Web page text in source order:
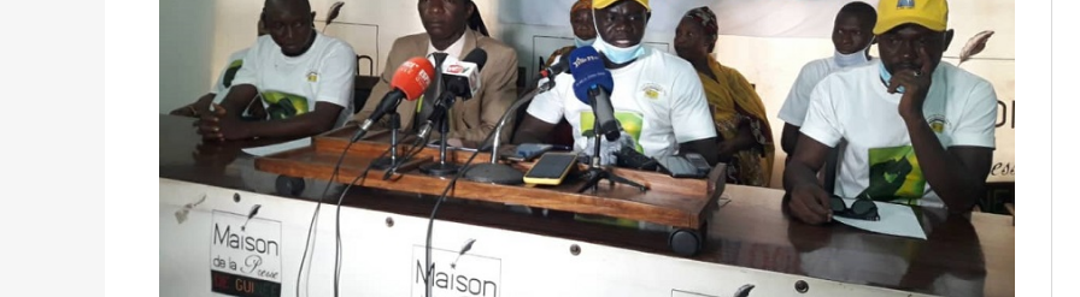
Politique - Proclamation des résultats globaux provisoires et des
statistiques des législatives et communales : ce 4 juin à 18h
Politique-Suite de la publication des résultats partiels des élections de mai
ce 03 juin à 14h